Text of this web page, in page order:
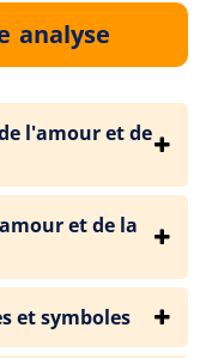
analyse
l'amour et de
et de la
et symboles